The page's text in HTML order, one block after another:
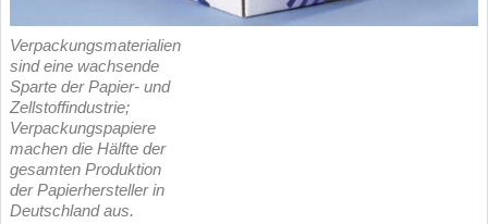
Verpackungsmaterialien
sind eine wachsende
Sparte der Papier- und
Zellstoffindustrie;
Verpackungspapiere
machen die Hälfte der
gesamten Produktion
der Papierhersteller in
Deutschland aus.